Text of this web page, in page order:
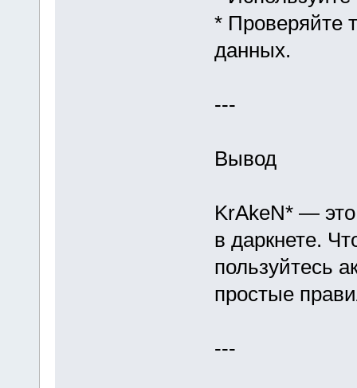
* Проверяйте
данных.
---
Вывод
KrAkeN* —
в даркнете.
пользуйтесь
простые
---